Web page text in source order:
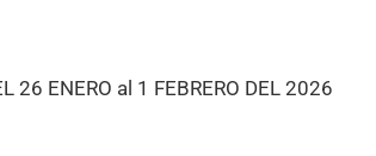
26 ENERO al 1 FEBRERO DEL 2026